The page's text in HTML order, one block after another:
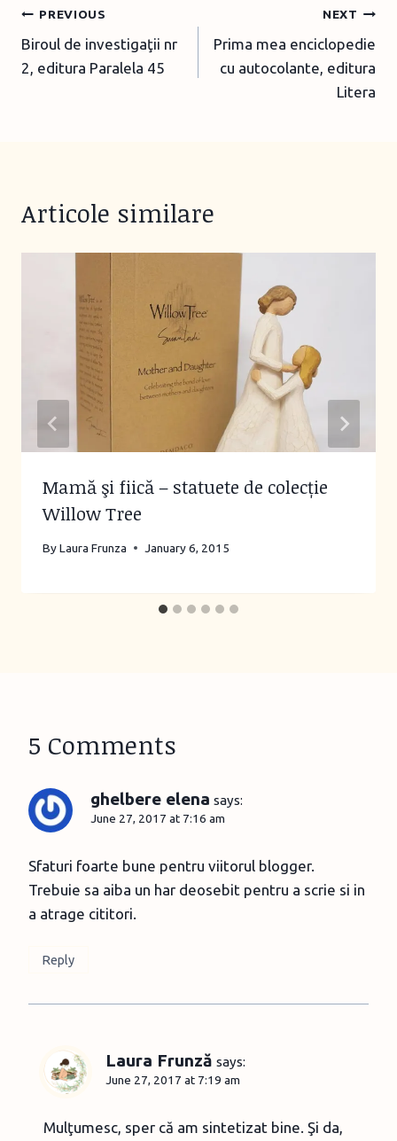
n
g
…
Post
navigation
PREVIOUS
Biroul de investigaţii nr
2, editura Paralela 45
NEXT
Prima mea enciclopedie
cu autocolante, editura
Litera
Articole similare
Mamă şi fiică – statuete de colecție
Willow Tree
ByLaura Frunza January 6, 2015
5 Comments
ghelbere elena says:
June 27, 2017 at 7:16 am
Sfaturi foarte bune pentru viitorul blogger.
Trebuie sa aiba un har deosebit pentru a scrie si in
a atrage cititori.
Reply
Laura Frunză says:
June 27, 2017 at 7:19 am
Mulţumesc, sper că am sintetizat bine. Şi da,